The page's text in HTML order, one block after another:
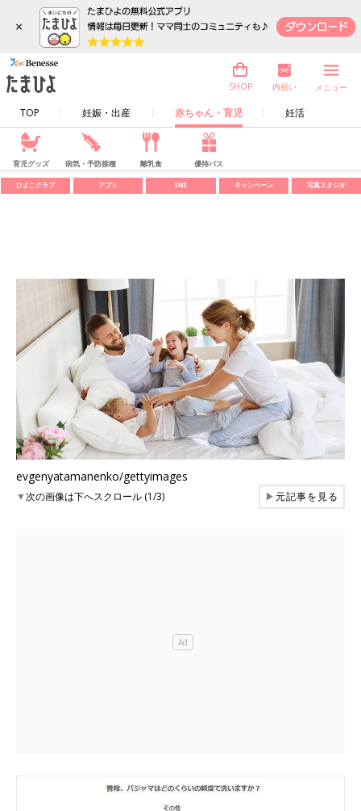
×
TOP 妊娠・出産 赤ちゃん・育児 妊活
SHOP 内祝い メニュー
育児グッズ 病気・予防接種 離乳食 優待パス
ひよこクラブ アプリ SNS キャンペーン 写真スタジオ
evgenyatamanenko/gettyimages
▼次の画像は下へスクロール (1/3) ▶元記事を見る